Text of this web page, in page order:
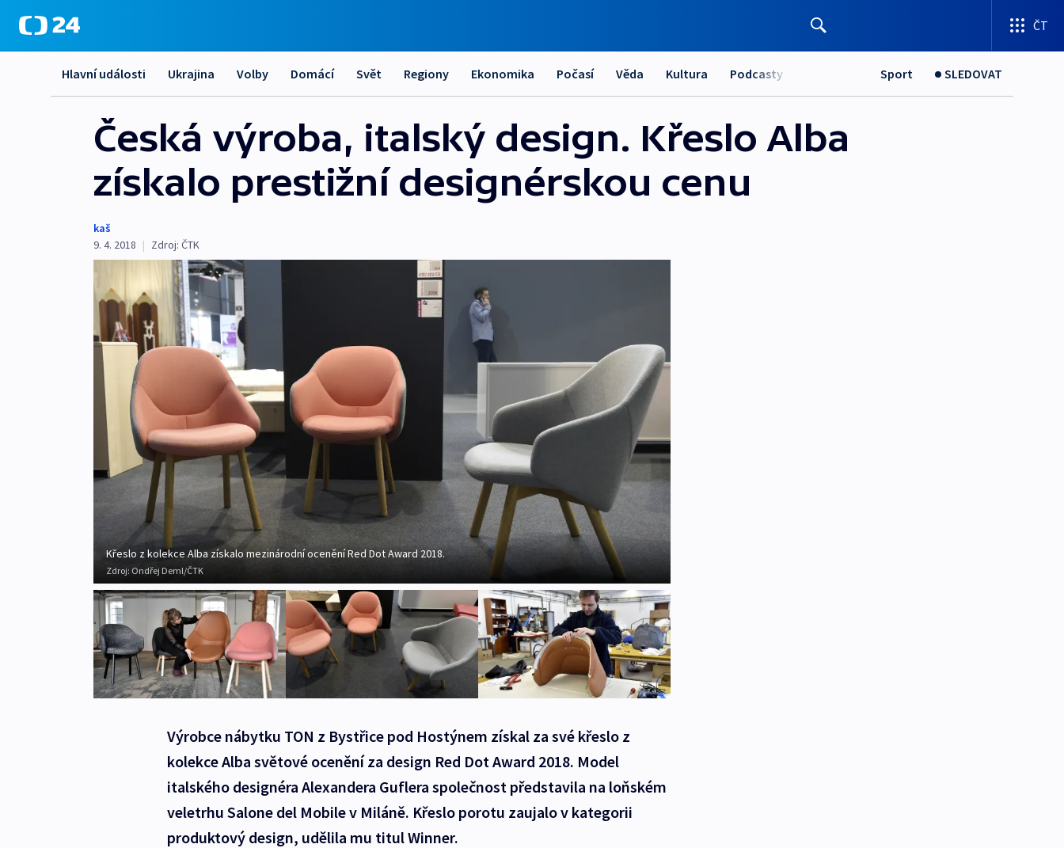
ČT
Hlavní události Ukrajina Volby Domácí Svět Regiony Ekonomika Počasí Věda Kultura Podcasty Sport SLEDOVAT
Česká výroba, italský design. Křeslo Alba
získalo prestižní designérskou cenu
kaš
9. 4. 2018 | Zdroj: ČTK
Křeslo z kolekce Alba získalo mezinárodní ocenění Red Dot Award 2018.
Zdroj: Ondřej Deml/ČTK
Výrobce nábytku TON z Bystřice pod Hostýnem získal za své křeslo z
kolekce Alba světové ocenění za design Red Dot Award 2018. Model
italského designéra Alexandera Guflera společnost představila na loňském
veletrhu Salone del Mobile v Miláně. Křeslo porotu zaujalo v kategorii
produktový design, udělila mu titul Winner.